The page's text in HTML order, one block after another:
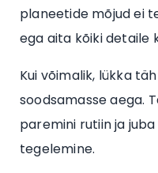
planeetide mõjud ei
ega aita kõiki detaile
Kui võimalik, lükka
soodsamasse aega.
paremini rutiin ja
tegelemine.